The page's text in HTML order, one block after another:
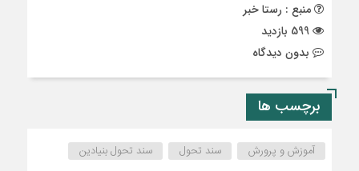
منبع : رستا خبر
بدون دیدگاه
برچسب ها
آموزش و پرورش سند تحول سند تحول بنیادین